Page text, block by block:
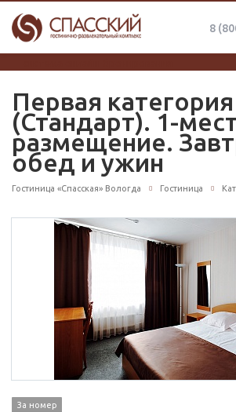
8
Первая категория
(Стандарт). 1-
размещение.
обед и ужин
Гостиница «Спасская» Вологда Гостиница
За номер